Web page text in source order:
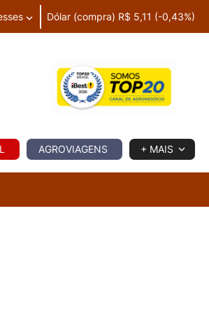
Dólar (compra) R$ 5,11 (-0,43%)
AGROVIAGENS + MAIS